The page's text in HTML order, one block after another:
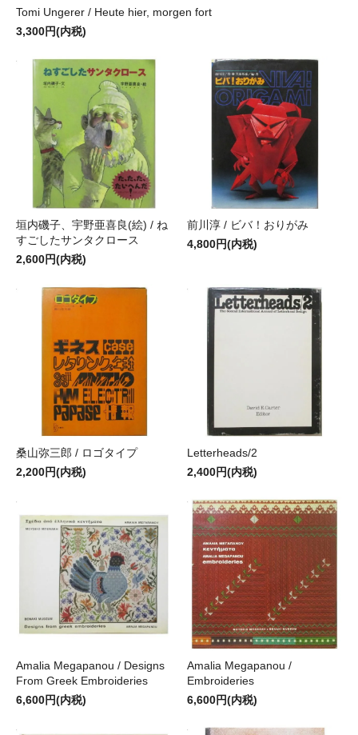
Tomi Ungerer / Heute hier, morgen fort
3,300円(内税)
垣内磯子、宇野亜喜良(絵) / ね
すごしたサンタクロース
2,600円(内税)
前川淳 / ビバ！おりがみ
4,800円(内税)
桑山弥三郎 / ロゴタイプ
2,200円(内税)
Letterheads/2
2,400円(内税)
Amalia Megapanou / Designs
From Greek Embroideries
6,600円(内税)
Amalia Megapanou /
Embroideries
6,600円(内税)